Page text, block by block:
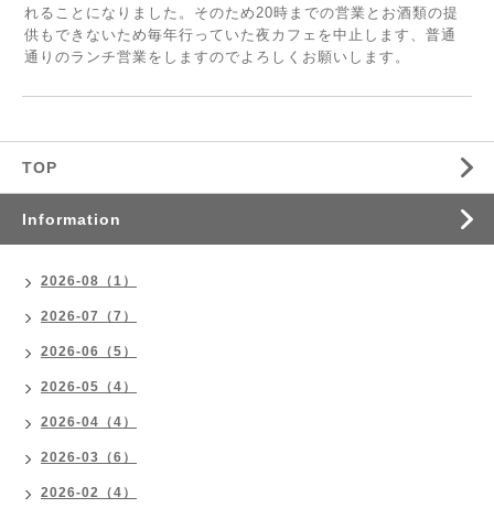
れることになりました。そのため20時までの営業とお酒類の提
供もできないため毎年行っていた夜カフェを中止します、普通
通りのランチ営業をしますのでよろしくお願いします。
TOP
Information
2026-08（1）
2026-07（7）
2026-06（5）
2026-05（4）
2026-04（4）
2026-03（6）
2026-02（4）